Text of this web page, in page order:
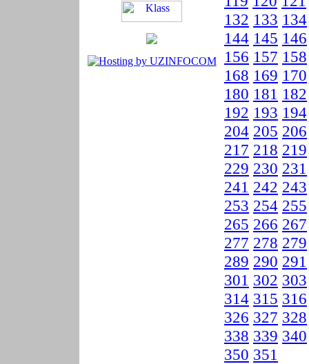
132 133 134
144 145 146
156 157 158
168 169 170
180 181 182
192 193 194
204 205 206
217 218 219
229 230 231
241 242 243
253 254 255
265 266 267
277 278 279
289 290 291
301 302 303
314 315 316
326 327 328
338 339 340
350 351